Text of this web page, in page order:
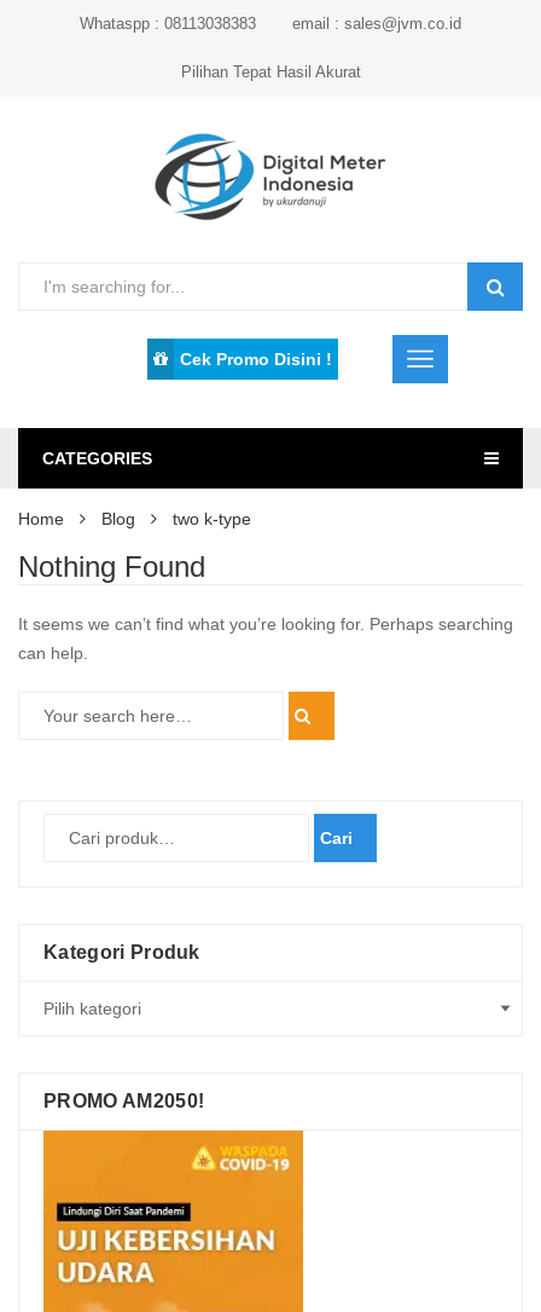
Whataspp : 08113038383 email : sales@jvm.co.id
Pilihan Tepat Hasil Akurat
Cek Promo Disini !
CATEGORIES
Home Blog two k-type
Nothing Found
It seems we can’t find what you’re looking for. Perhaps searching
can help.
Cari
Kategori Produk
PROMO AM2050!